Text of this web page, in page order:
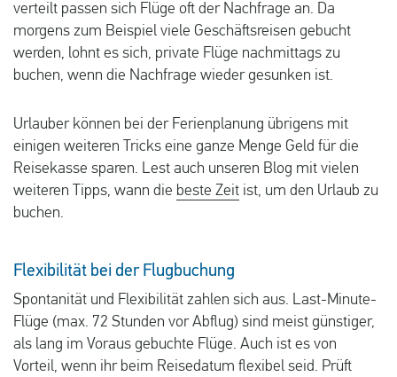
verteilt passen sich Flüge oft der Nachfrage an. Da
morgens zum Beispiel viele Geschäftsreisen gebucht
werden, lohnt es sich, private Flüge nachmittags zu
buchen, wenn die Nachfrage wieder gesunken ist.
Urlauber können bei der Ferienplanung übrigens mit
einigen weiteren Tricks eine ganze Menge Geld für die
Reisekasse sparen. Lest auch unseren Blog mit vielen
weiteren Tipps, wann die beste Zeit ist, um den Urlaub zu
buchen.
Flexibilität bei der Flugbuchung
Spontanität und Flexibilität zahlen sich aus. Last-Minute-
Flüge (max. 72 Stunden vor Abflug) sind meist günstiger,
als lang im Voraus gebuchte Flüge. Auch ist es von
Vorteil, wenn ihr beim Reisedatum flexibel seid. Prüft